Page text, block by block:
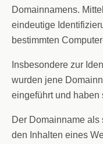
Domainnamens.
eindeutige
bestimmten
Insbesondere zur
wurden jene
eingeführt und haben
Der Domainname
den Inhalten eines